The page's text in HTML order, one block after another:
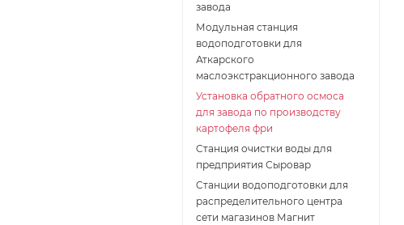
завода
Модульная станция
водоподготовки для
Аткарского
маслоэкстракционного завода
Установка обратного осмоса
для завода по производству
картофеля фри
Cтанция очистки воды для
предприятия Сыровар
Cтанции водоподготовки для
распределительного центра
сети магазинов Магнит